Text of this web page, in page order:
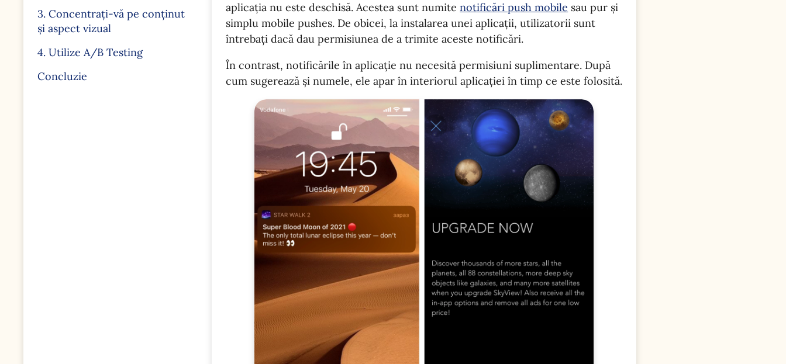
3. Concentrați-vă pe conținut
și aspect vizual
4. Utilize A/B Testing
Concluzie
aplicația nu este deschisă. Acestea sunt numitenotificări push mobile sau pur și
simplu mobile pushes. De obicei, la instalarea unei aplicații, utilizatorii sunt
întrebați dacă dau permisiunea de a trimite aceste notificări.
În contrast, notificările în aplicație nu necesită permisiuni suplimentare. După
cum sugerează și numele, ele apar în interiorul aplicației în timp ce este folosită.